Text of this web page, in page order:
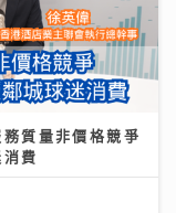
質量非價格競爭
費
獻熒幕初吻 新